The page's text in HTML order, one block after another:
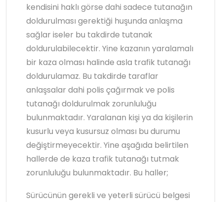
kendisini haklı görse dahi sadece tutanağın
doldurulması gerektiği huşunda anlaşma
sağlar iseler bu takdirde tutanak
doldurulabilecektir. Yine kazanın yaralamalı
bir kaza olması halinde asla trafik tutanağı
doldurulamaz. Bu takdirde taraflar
anlaşsalar dahi polis çağırmak ve polis
tutanağı doldurulmak zorunluluğu
bulunmaktadır. Yaralanan kişi ya da kişilerin
kusurlu veya kusursuz olması bu durumu
değiştirmeyecektir. Yine aşağıda belirtilen
hallerde de kaza trafik tutanağı tutmak
zorunluluğu bulunmaktadır. Bu haller;
Sürücünün gerekli ve yeterli sürücü belgesi